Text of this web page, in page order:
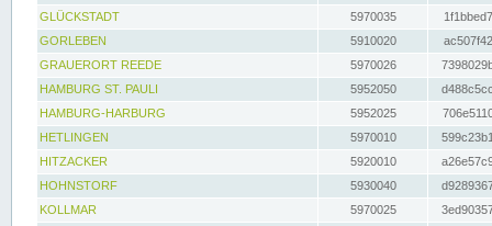
GLÜCKSTADT
5970035
GORLEBEN
5910020
GRAUERORT REEDE
5970026
HAMBURG ST. PAULI
5952050
HAMBURG-HARBURG
5952025
HETLINGEN
5970010
HITZACKER
5920010
HOHNSTORF
5930040
KOLLMAR
5970025